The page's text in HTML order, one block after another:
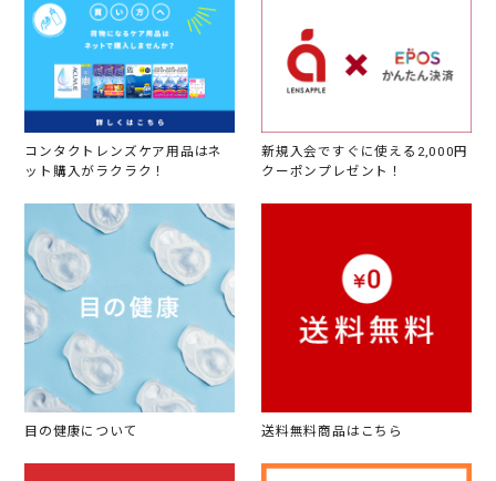
コンタクトレンズケア用品はネ
ット購入がラクラク！
新規入会ですぐに使える2,000円
クーポンプレゼント！
目の健康について 送料無料商品はこちら